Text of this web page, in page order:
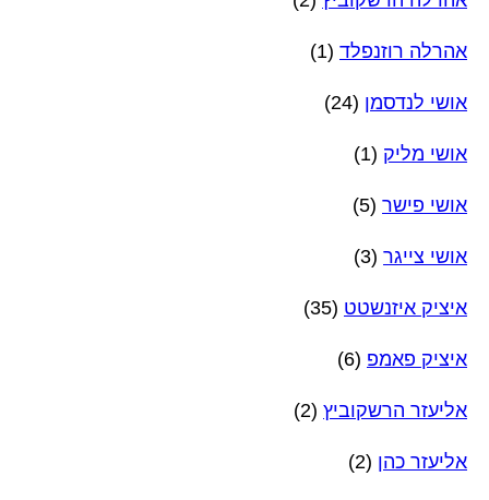
אהרלה רוזנפלד (1)
אושי לנדסמן (24)
אושי מליק (1)
אושי פישר (5)
אושי צייגר (3)
איציק איזנשטט (35)
איציק פאמפ (6)
אליעזר הרשקוביץ (2)
אליעזר כהן (2)